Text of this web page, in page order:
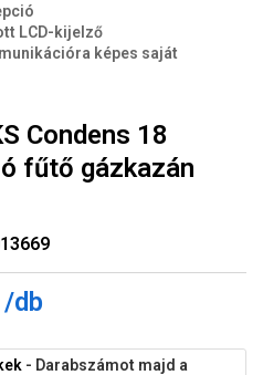
LCD-kijelző
képes saját
Condens 18
fűtő gázkazán
/db
- Darabszámot majd a